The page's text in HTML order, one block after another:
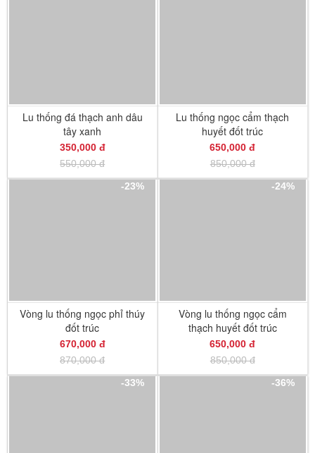
Lu thống đá thạch anh dâu
tây xanh
350,000 đ
550,000 đ
Lu thống ngọc cẩm thạch
huyết đốt trúc
650,000 đ
850,000 đ
-23%
Vòng lu thống ngọc phỉ thúy
đốt trúc
670,000 đ
870,000 đ
-24%
Vòng lu thống ngọc cẩm
thạch huyết đốt trúc
650,000 đ
850,000 đ
-33%
-36%